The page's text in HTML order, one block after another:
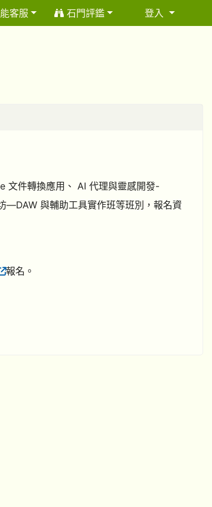
客服 石門評鑑 登入
文件轉換應用、 AI 代理與靈感開發-
—DAW 與輔助工具實作班等班別，報名資
報名。